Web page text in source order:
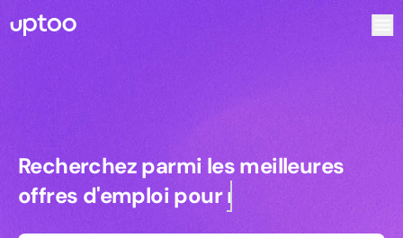
Recherchez parmi les meilleures
Recherchez parmi les meilleures
offres d'emploi pourmanagers